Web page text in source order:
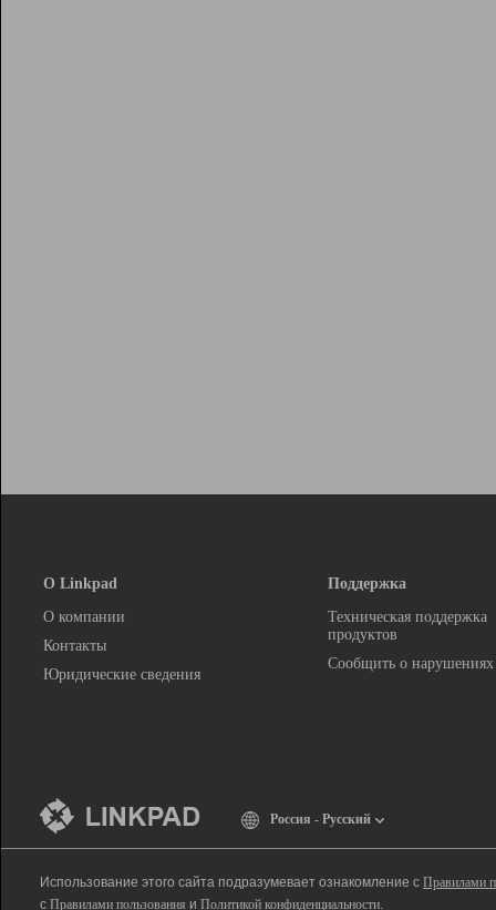
О Linkpad
О компании
Контакты
Юридические сведения
Поддержка
Техническая поддержка
продуктов
Сообщить о нарушениях
Россия - Русский
Использование этого сайта подразумевает ознакомление с Правилами
с Правилами пользования и Политикой конфиденциальности.